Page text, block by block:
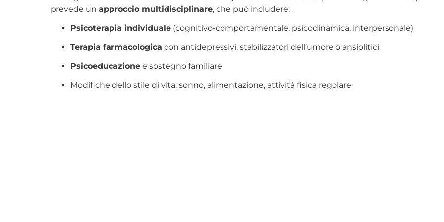
prevede un approccio multidisciplinare, che può includere:
Psicoterapia individuale (cognitivo-comportamentale, psicodinamica, interpersonale)
Terapia farmacologica con antidepressivi, stabilizzatori dell’umore o ansiolitici
Psicoeducazione e sostegno familiare
Modifiche dello stile di vita: sonno, alimentazione, attività fisica regolare